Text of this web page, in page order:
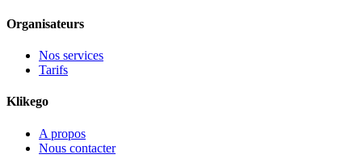
Organisateurs
Nos services
Tarifs
Klikego
A propos
Nous contacter